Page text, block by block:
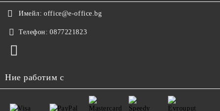
Имейл: office@e-office.bg
Телефон: 0877221823
Ние работим с